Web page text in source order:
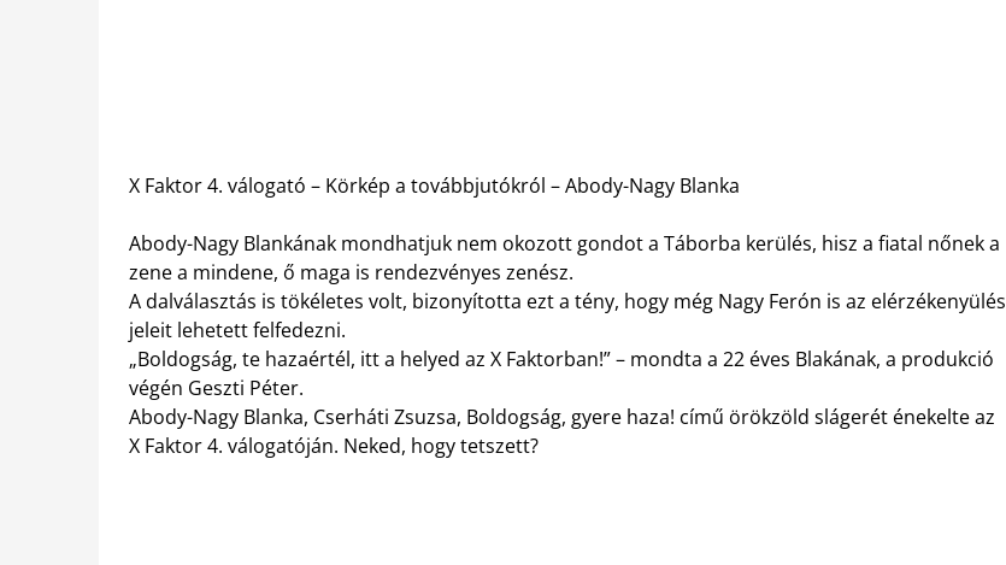
X Faktor 4. válogató – Körkép a továbbjutókról – Abody-Nagy Blanka
Abody-Nagy Blankának mondhatjuk nem okozott gondot a Táborba kerülés, hisz a fiatal nőnek a
zene a mindene, ő maga is rendezvényes zenész.
A dalválasztás is tökéletes volt, bizonyította ezt a tény, hogy még Nagy Ferón is az elérzékenyülés
jeleit lehetett felfedezni.
„Boldogság, te hazaértél, itt a helyed az X Faktorban!” – mondta a 22 éves Blakának, a produkció
végén Geszti Péter.
Abody-Nagy Blanka, Cserháti Zsuzsa, Boldogság, gyere haza! című örökzöld slágerét énekelte az
X Faktor 4. válogatóján. Neked, hogy tetszett?